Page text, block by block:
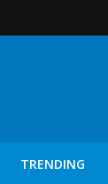
TRENDING